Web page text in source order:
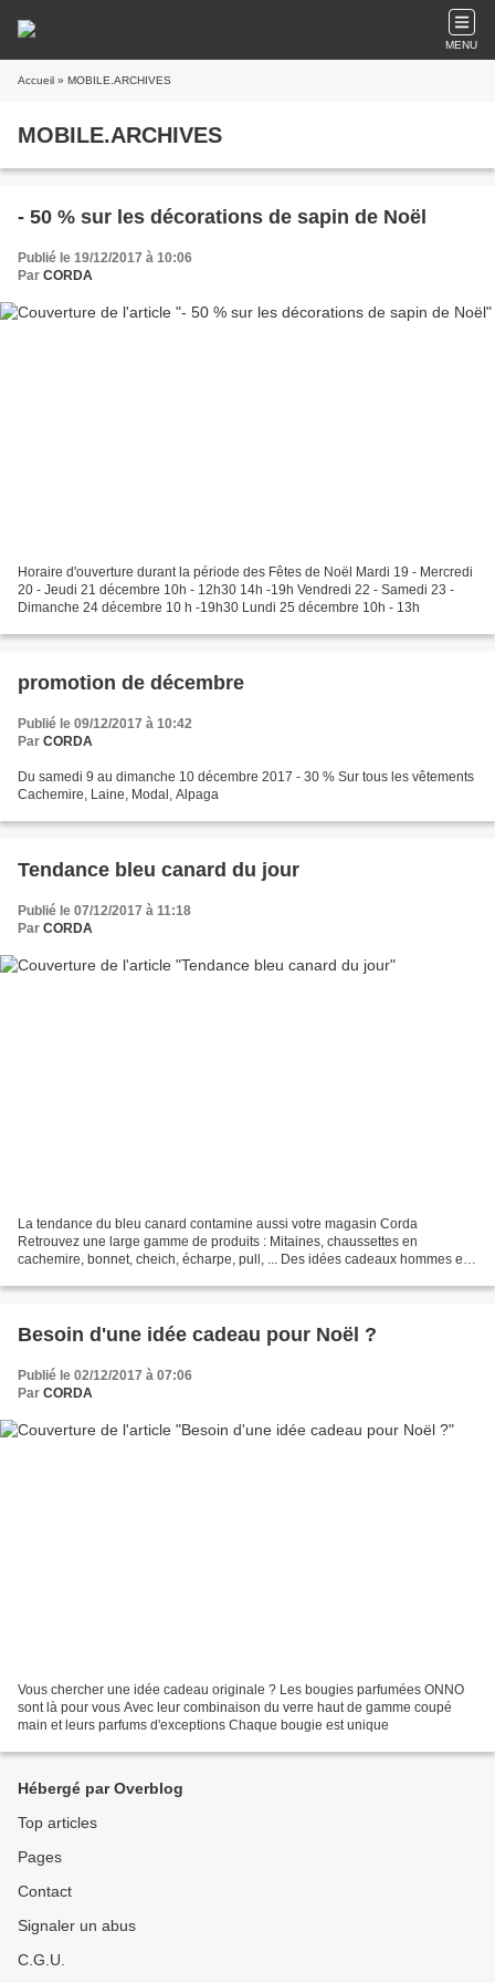
MENU
Accueil » MOBILE.ARCHIVES
MOBILE.ARCHIVES
- 50 % sur les décorations de sapin de Noël
Publié le 19/12/2017 à 10:06
Par CORDA
Horaire d'ouverture durant la période des Fêtes de Noël Mardi 19 - Mercredi
20 - Jeudi 21 décembre 10h - 12h30 14h -19h Vendredi 22 - Samedi 23 -
Dimanche 24 décembre 10 h -19h30 Lundi 25 décembre 10h - 13h
promotion de décembre
Publié le 09/12/2017 à 10:42
Par CORDA
Du samedi 9 au dimanche 10 décembre 2017 - 30 % Sur tous les vêtements
Cachemire, Laine, Modal, Alpaga
Tendance bleu canard du jour
Publié le 07/12/2017 à 11:18
Par CORDA
La tendance du bleu canard contamine aussi votre magasin Corda
Retrouvez une large gamme de produits : Mitaines, chaussettes en
cachemire, bonnet, cheich, écharpe, pull, ... Des idées cadeaux hommes et
Besoin d'une idée cadeau pour Noël ?
Publié le 02/12/2017 à 07:06
Par CORDA
Vous chercher une idée cadeau originale ? Les bougies parfumées ONNO
sont là pour vous Avec leur combinaison du verre haut de gamme coupé
main et leurs parfums d'exceptions Chaque bougie est unique
Hébergé par Overblog
Top articles
Pages
Contact
Signaler un abus
C.G.U.